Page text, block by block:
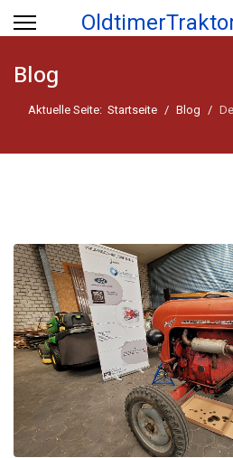
Blog
Aktuelle Seite: Startseite Blog